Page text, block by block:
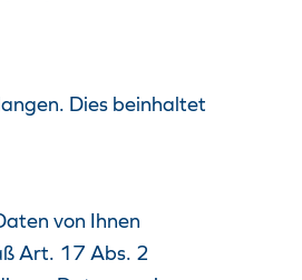
Dies beinhaltet
von Ihnen
Art. 17 Abs. 2